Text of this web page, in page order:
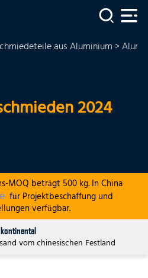
aus Aluminium>
2024
MOQ beträgt 500 kg. In China
für Projektbeschaffung und
verfügbar.
vom chinesischen Festland